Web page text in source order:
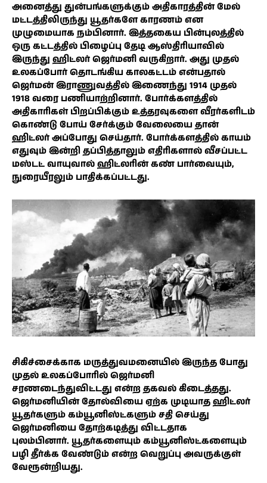
அனைத்து துன்பங்களுக்கும் அதிகாரத்தின் மேல்
மட்டத்திலிருந்து யூதர்களே காரணம் என
முழுமையாக நம்பினார். இத்தகைய பின்புலத்தில்
ஒரு கட்டத்தில் பிழைப்பு தேடி ஆஸ்திரியாவில்
இருந்து ஹிட்லர் ஜெர்மனி வருகிறார். அது முதல்
உலகப்போர் தொடங்கிய காலகட்டம் என்பதால்
ஜெர்மன் இராணுவத்தில் இணைந்து 1914 முதல்
1918 வரை பணியாற்றினார். போர்க்களத்தில்
அதிகாரிகள் பிறப்பிக்கும் உத்தரவுகளை வீரர்களிடம்
கொண்டு போய் சேர்க்கும் வேலையை தான்
ஹிட்லர் அப்போது செய்தார். போர்க்களத்தில் காயம்
எதுவும் இன்றி தப்பித்தாலும் எதிரிகளால் வீசப்பட்ட
மஸ்டட் வாயுவால் ஹிட்லரின் கண் பார்வையும்,
நுரையீரலும் பாதிக்கப்பட்டது.
சிகிச்சைக்காக மருத்துவமனையில் இருந்த போது
முதல் உலகப்போரில் ஜெர்மனி
சரணடைந்துவிட்டது என்ற தகவல் கிடைத்தது.
ஜெர்மனியின் தோல்வியை ஏற்க முடியாத ஹிட்லர்
யூதர்களும் கம்யூனிஸ்ட்களும் சதி செய்து
ஜெர்மனியை தோற்கடித்து விட்டதாக
புலம்பினார். யூதர்களையும் கம்யூனிஸ்ட்களையும்
பழி தீர்க்க வேண்டும் என்ற வெறுப்பு அவருக்குள்
வேரூன்றியது.